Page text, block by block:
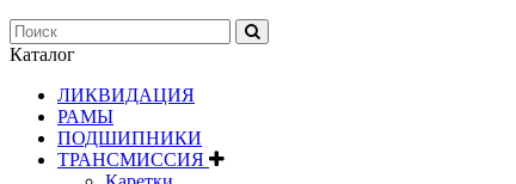
Каталог
ЛИКВИДАЦИЯ
РАМЫ
ПОДШИПНИКИ
ТРАНСМИССИЯ